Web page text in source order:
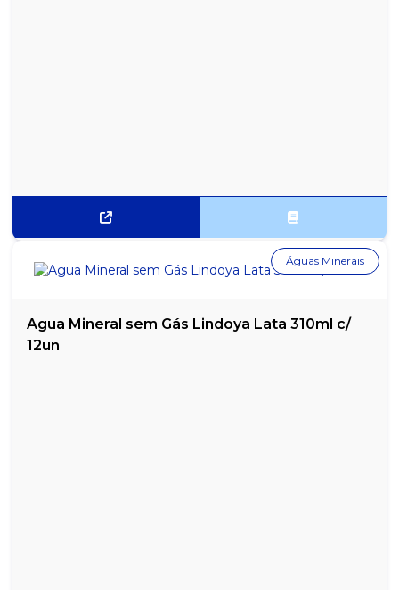
Agua Mineral sem Gás Lindoya Lata 310ml c/
12un
Águas Minerais